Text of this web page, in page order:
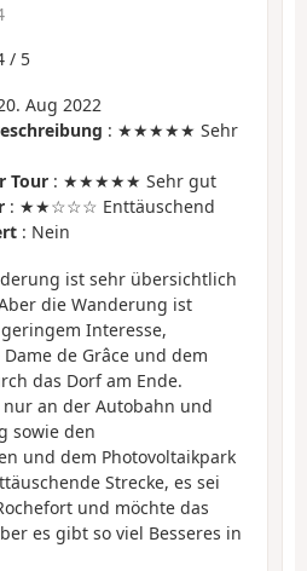
/ 5
Aug 2022
: ★★★★★ Sehr
Tour : ★★★★★ Sehr gut
: ★★☆☆☆ Enttäuschend
: Nein
ist sehr übersichtlich
die Wanderung ist
Interesse,
de Grâce und dem
das Dorf am Ende.
an der Autobahn und
sowie den
und dem Photovoltaikpark
Strecke, es sei
und möchte das
es gibt so viel Besseres in